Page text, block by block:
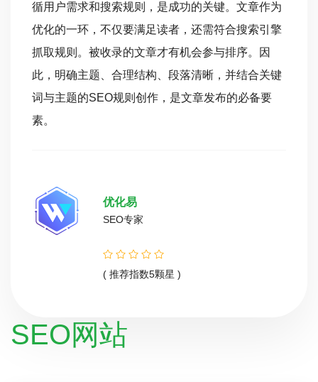
循用户需求和搜索规则，是成功的关键。文章作为
优化的一环，不仅要满足读者，还需符合搜索引擎
抓取规则。被收录的文章才有机会参与排序。因
此，明确主题、合理结构、段落清晰，并结合关键
词与主题的SEO规则创作，是文章发布的必备要
素。
优化易
SEO专家
( 推荐指数5颗星 )
SEO网站